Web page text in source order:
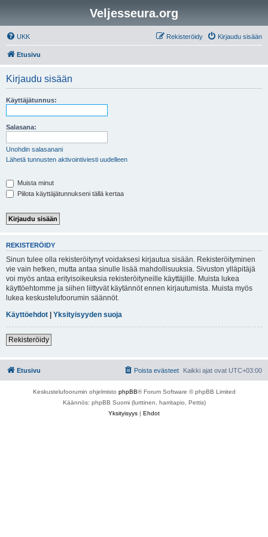
Veljesseura.org
UKK Kirjaudu sisään
Rekisteröidy
Etusivu
Kirjaudu sisään
Käyttäjätunnus:
Salasana:
Unohdin salasanani
Lähetä tunnusten aktivointiviesti uudelleen
Muista minut
Piilota käyttäjätunnukseni tällä kertaa
REKISTERÖIDY
Sinun tulee olla rekisteröitynyt voidaksesi kirjautua sisään. Rekisteröityminen
vie vain hetken, mutta antaa sinulle lisää mahdollisuuksia. Sivuston ylläpitäjä
voi myös antaa erityisoikeuksia rekisteröityneille käyttäjille. Muista lukea
käyttöehtomme ja siihen liittyvät käytännöt ennen kirjautumista. Muista myös
lukea keskustelufoorumin säännöt.
Käyttöehdot | Yksityisyyden suoja
Rekisteröidy
Etusivu Kaikki ajat ovat UTC+03:00
Poista evästeet
Keskustelufoorumin ohjelmisto phpBB® Forum Software © phpBB Limited
Käännös: phpBB Suomi (lurttinen, harritapio, Pettis)
Yksityisyys | Ehdot